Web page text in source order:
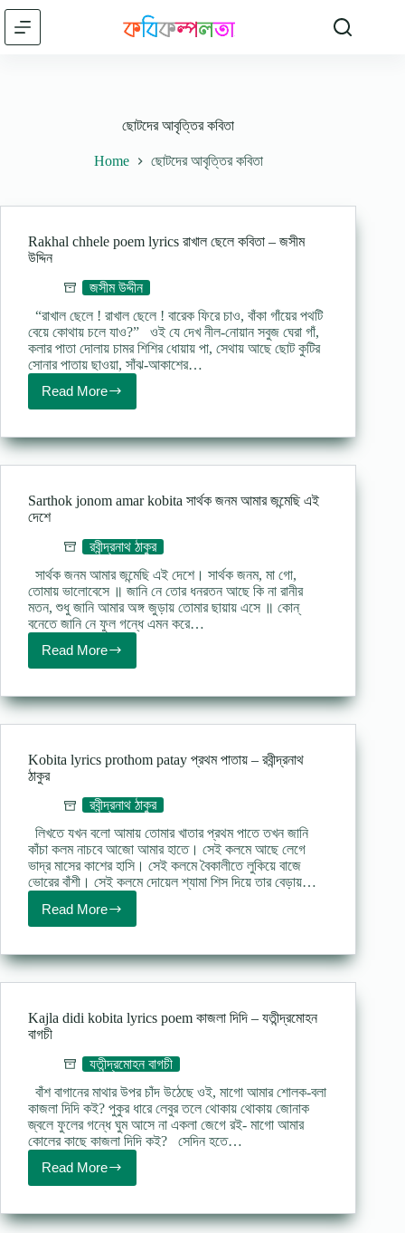
Skip
content
ছোটদের আবৃত্তির কবিতা
Home ছোটদের আবৃত্তির কবিতা
Rakhal chhele poem lyrics রাখাল ছেলে কবিতা – জসীম
উদ্দিন
জসীম উদ্দীন
“রাখাল ছেলে ! রাখাল ছেলে ! বারেক ফিরে চাও, বাঁকা গাঁয়ের পথটি
বেয়ে কোথায় চলে যাও?” ওই যে দেখ নীল-নোয়ান সবুজ ঘেরা গাঁ,
কলার পাতা দোলায় চামর শিশির ধোয়ায় পা, সেথায় আছে ছোট কুটির
সোনার পাতায় ছাওয়া, সাঁঝ-আকাশের…
Read More
Rakhal
chhele
lyrics
–
উদ্দিন
Sarthok jonom amar kobita সার্থক জনম আমার জন্মেছি এই
দেশে
রবীন্দ্রনাথ ঠাকুর
সার্থক জনম আমার জন্মেছি এই দেশে। সার্থক জনম, মা গো,
তোমায় ভালোবেসে ॥ জানি নে তোর ধনরতন আছে কি না রানীর
মতন, শুধু জানি আমার অঙ্গ জুড়ায় তোমার ছায়ায় এসে ॥ কোন্‌
বনেতে জানি নে ফুল গন্ধে এমন করে…
Read More
Sarthok
jonom
kobita
জন্মেছি
দেশে
Kobita lyrics prothom patay প্রথম পাতায় – রবীন্দ্রনাথ
ঠাকুর
রবীন্দ্রনাথ ঠাকুর
লিখতে যখন বলো আমায় তােমার খাতার প্রথম পাতে তখন জানি
কাঁচা কলম নাচবে আজো আমার হাতে। সেই কলমে আছে লেগে
ভাদ্র মাসের কাশের হাসি। সেই কলমে বৈকালীতে লুকিয়ে বাজে
ভােরের বাঁশী। সেই কলমে দোয়েল শ্যামা শিস দিয়ে তার বেড়ায়…
Read More
Kobita
lyrics
patay
–
রবীন্দ্রনাথ
Kajla didi kobita lyrics poem কাজলা দিদি – যতীন্দ্রমোহন
বাগচী
যতীন্দ্রমোহন বাগচী
বাঁশ বাগানের মাথার উপর চাঁদ উঠেছে ওই, মাগো আমার শোলক-বলা
কাজলা দিদি কই? পুকুর ধারে লেবুর তলে থোকায় থোকায় জোনাক
জ্বলে ফুলের গন্ধে ঘুম আসে না একলা জেগে রই- মাগো আমার
কোলের কাছে কাজলা দিদি কই? সেদিন হতে…
Read More
Kajla
didi
lyrics